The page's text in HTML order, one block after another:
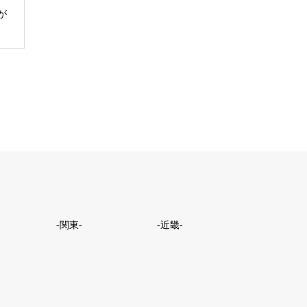
-関東- -近畿-